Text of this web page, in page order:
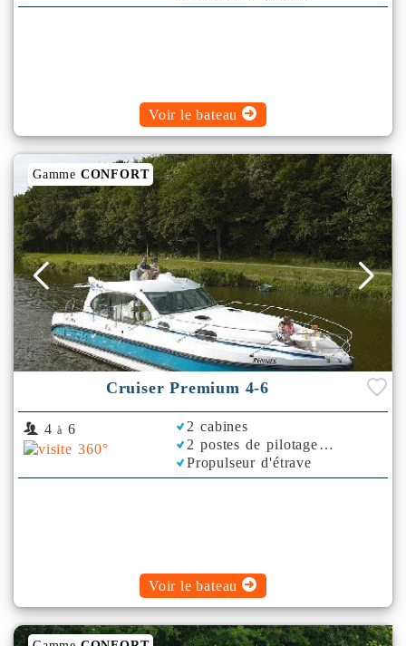
Voir le bateau
Gamme CONFORT
Cruiser Premium 4-6
4 à 6
2 cabines
2 postes de pilotage
Propulseur d'étrave
Bimini
Voir le bateau